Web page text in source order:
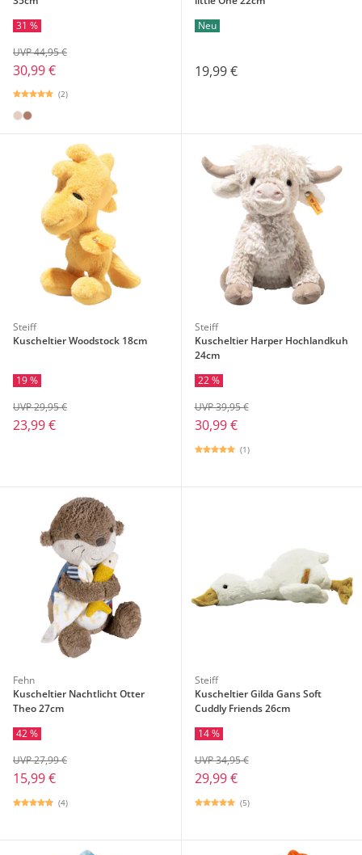
31 %
30,99 €
UVP 44,95 €
(2)
Neu
19,99 €
Steiff
Kuscheltier Woodstock 18cm
19 %
23,99 €
UVP 29,95 €
Steiff
Kuscheltier Harper Hochlandkuh
24cm
22 %
30,99 €
UVP 39,95 €
(1)
Fehn
Kuscheltier Nachtlicht Otter
Theo 27cm
42 %
15,99 €
UVP 27,99 €
(4)
Steiff
Kuscheltier Gilda Gans Soft
Cuddly Friends 26cm
14 %
29,99 €
UVP 34,95 €
(5)